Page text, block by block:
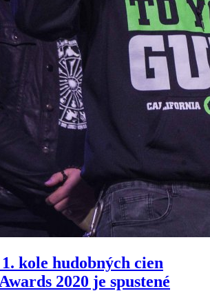
kole hudobných cien
2020 je spustené